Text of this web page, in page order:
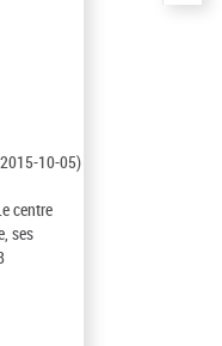
10-05)
centre
ses